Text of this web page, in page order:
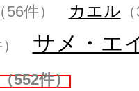
（56件） カエル
サメ・エ
552件）